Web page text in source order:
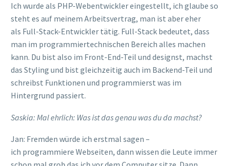
Ich wurde als PHP-Webentwickler eingestellt, ich glaube so
steht es auf meinem Arbeitsvertrag, man ist aber eher
als Full-Stack-Entwickler tätig. Full-Stack bedeutet, dass
man im programmiertechnischen Bereich alles machen
kann. Du bist also im Front-End-Teil und designst, machst
das Styling und bist gleichzeitig auch im Backend-Teil und
schreibst Funktionen und programmierst was im
Hintergrund passiert.
Saskia: Mal ehrlich: Was ist das genau was du da machst?
Jan: Fremden würde ich erstmal sagen –
ich programmiere Webseiten, dann wissen die Leute immer